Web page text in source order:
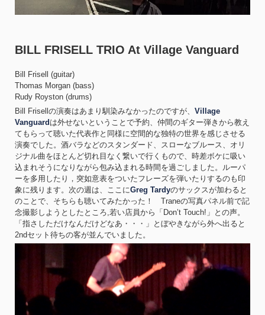
BILL FRISELL TRIO At Village Vanguard
Bill Frisell (guitar)
Thomas Morgan (bass)
Rudy Royston (drums)
Bill Frisellの演奏はあまり馴染みなかったのですが、 Village
Vanguardは外せないということで予約、仲間のギター弾きから教え
てもらって聴いた代表作と同様に空間的な独特の世界を感じさせる
演奏でした。酒バラなどのスタンダード、スローなブルース、オリ
ジナル曲をほとんど切れ目なく繋いで行くもので、時差ボケに吸い
込まれそうになりながら包み込まれる時間を過ごしました。ルーパ
ーを多用したり，突如意表をついたフレーズを弾いたりするのも印
象に残ります。次の週は、ここにGreg Tardyのサックスが加わると
のことで、そちらも聴いてみたかった！ Traneの写真パネル前で記
念撮影しようとしたところ,若い店員から「Don’t Touch!」との声。
「指さしただけなんだけどなあ・・・」とぼやきながら外へ出ると
2ndセット待ちの客が並んでいました。